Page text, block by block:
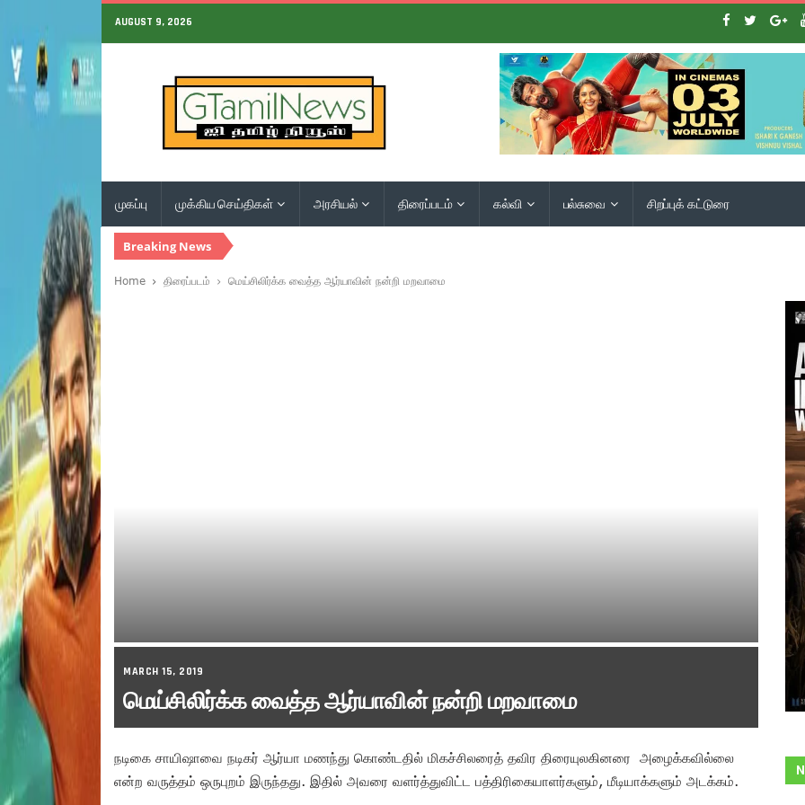
AUGUST 9, 2026
முகப்பு முக்கிய செய்திகள் அரசியல் திரைப்படம் கல்வி பல்சுவை சிறப்புக் கட்டுரை
Breaking News
Home திரைப்படம் மெய்சிலிர்க்க வைத்த ஆர்யாவின் நன்றி மறவாமை
MARCH 15, 2019
மெய்சிலிர்க்க வைத்த ஆர்யாவின் நன்றி மறவாமை
நடிகை சாயிஷாவை நடிகர் ஆர்யா மணந்து கொண்டதில் மிகச்சிலரைத் தவிர திரையுலகினரை அழைக்கவில்லை
என்ற வருத்தம் ஒருபுறம் இருந்தது. இதில் அவரை வளர்த்துவிட்ட பத்திரிகையாளர்களும், மீடியாக்களும் அடக்கம்.